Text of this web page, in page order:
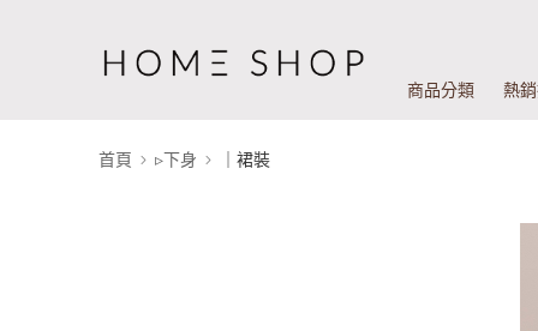
商品分類 熱
首頁 ▹下身 ｜裙裝